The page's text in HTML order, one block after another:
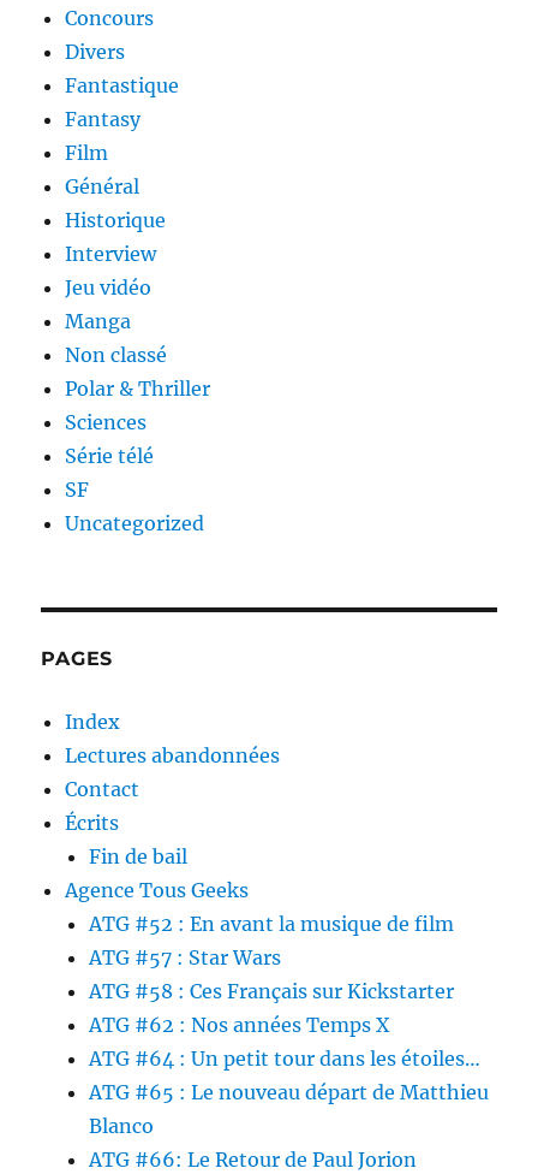
Concours
Divers
Fantastique
Fantasy
Film
Général
Historique
Interview
Jeu vidéo
Manga
Non classé
Polar & Thriller
Sciences
Série télé
SF
Uncategorized
PAGES
Index
Lectures abandonnées
Contact
Écrits
Fin de bail
Agence Tous Geeks
ATG #52 : En avant la musique de film
ATG #57 : Star Wars
ATG #58 : Ces Français sur Kickstarter
ATG #62 : Nos années Temps X
ATG #64 : Un petit tour dans les étoiles…
ATG #65 : Le nouveau départ de Matthieu
Blanco
ATG #66: Le Retour de Paul Jorion